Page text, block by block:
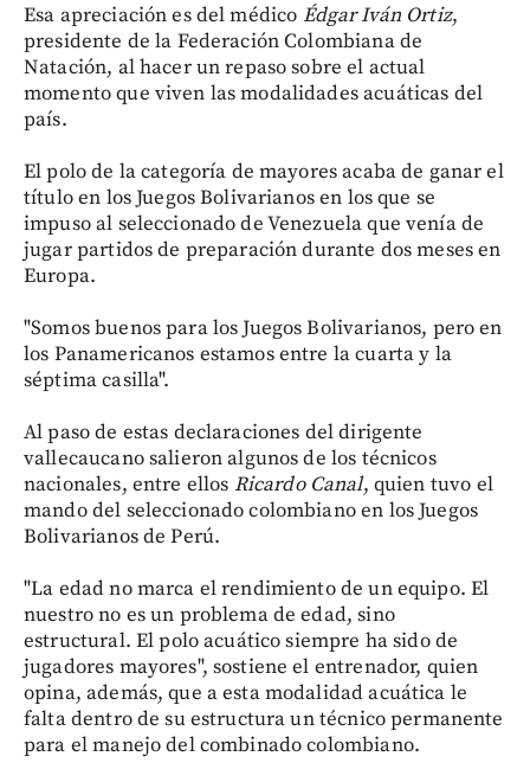
Esa apreciación es del médico Édgar Iván Ortiz,
presidente de la Federación Colombiana de
Natación, al hacer un repaso sobre el actual
momento que viven las modalidades acuáticas del
país.
El polo de la categoría de mayores acaba de ganar el
título en los Juegos Bolivarianos en los que se
impuso al seleccionado de Venezuela que venía de
jugar partidos de preparación durante dos meses en
Europa.
"Somos buenos para los Juegos Bolivarianos, pero en
los Panamericanos estamos entre la cuarta y la
séptima casilla".
Al paso de estas declaraciones del dirigente
vallecaucano salieron algunos de los técnicos
nacionales, entre ellos Ricardo Canal, quien tuvo el
mando del seleccionado colombiano en los Juegos
Bolivarianos de Perú.
"La edad no marca el rendimiento de un equipo. El
nuestro no es un problema de edad, sino
estructural. El polo acuático siempre ha sido de
jugadores mayores", sostiene el entrenador, quien
opina, además, que a esta modalidad acuática le
falta dentro de su estructura un técnico permanente
para el manejo del combinado colombiano.